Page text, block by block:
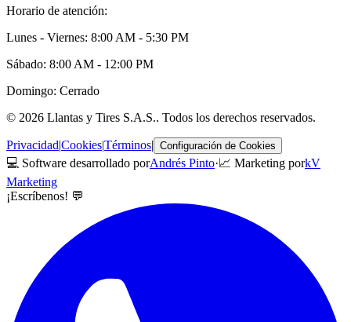
Horario de atención:
Lunes - Viernes: 8:00 AM - 5:30 PM
Sábado: 8:00 AM - 12:00 PM
Domingo: Cerrado
© 2026 Llantas y Tires S.A.S.. Todos los derechos reservados.
Privacidad|Cookies|Términos| Configuración de Cookies
💻 Software desarrollado porAndrés Pinto·📈 Marketing porkV
Marketing
¡Escríbenos! 💬